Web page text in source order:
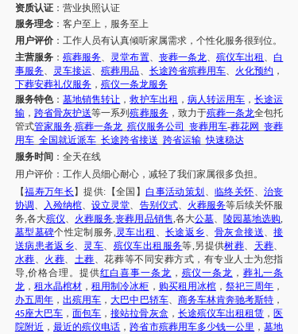
资质认证：营业执照认证
服务理念：客户至上，服务至上
用户评价：工作人员有认真倾听家属需求，个性化服务很到位。
主营服务：殡葬服务、 灵堂布置、 丧葬一条龙、 殡仪车出租 、白
事服务、 灵车接运、殡葬用品、 长途跨省殡葬用车、 火化预约 ，
下葬安葬礼仪服务， 殡仪一条龙服务
服务特色：墓地销售转让 ，救护车出租 ， 病人转运用车 ，长途运
输， 跨省骨灰护送等一系列殡葬服务，致力于殡葬一条龙全包托
管式管家服务.殡葬一条龙_ 殡仪服务公司 _丧葬用车-葬花网 _丧葬
用车_ 全国就近派车_ 长途跨省接送 跨省运输_快速稳达
服务时间 ： 全天在线
用户评价： 工作人员细心耐心，减轻了我们家属很多负担。
【福寿万年长 】提供:【全国】白事活动策划 、 临终关怀、 治丧
协调 、 入殓纳棺、设立灵堂、 告别仪式、 火葬服务等后续关怀服
务,各大殡仪、 火葬服务,丧葬用品销售,各大公墓、 陵园墓地选购,
墓型墓碑个性定制服务,灵车出租 、 长途返乡、 骨灰盒接送、接
送病患者返乡、 灵车、 殡仪车出租服务等,另提供树葬、 天葬、
水葬、 火葬、 土葬、花葬等不同安葬方式，有专业人士为您指
导,价格合理。提供红白喜事一条龙 ， 殡仪一条龙 ， 葬礼一条
龙， 租水晶棺材 ，租用制冷冰柜 ， 购买租用冰棺，祭祀三周年 ，
办五周年，出殡用车 ，大巴中巴轿车、 商务车林肯奔驰考斯特 ，
45座大巴车 ，面包车 ，接站拉骨灰盒 ， 长途殡仪车出租租赁 ， 医
院附近 ， 最近的殡仪电话 ，跨省市殡葬用车多少钱一公里 ，墓地